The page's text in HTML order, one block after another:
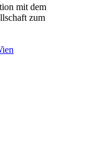
mit dem
zum